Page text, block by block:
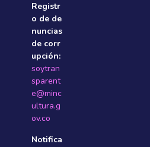
Registr
o de de
nuncias
de corr
upción:
soytran
sparent
e@minc
ultura.g
ov.co
Notifica